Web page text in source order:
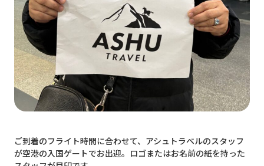
ご到着のフライト時間に合わせて、アシュトラベルのスタッフ
が空港の入国ゲートでお出迎。ロゴまたはお名前の紙を持った